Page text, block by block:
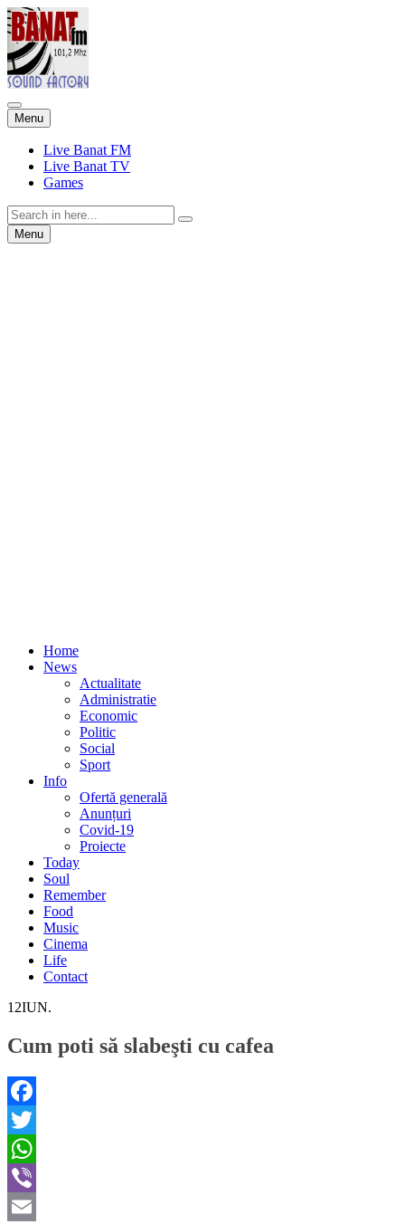
Menu Skip
to
content
Live Banat FM
Live Banat TV
Games
Search
for:Menu Skip
to
Home
News
Actualitate
Administratie
Economic
Politic
Social
Sport
Info
Ofertă generală
Anunțuri
Covid-19
Proiecte
Today
Soul
Remember
Food
Music
Cinema
Life
Contact
12IUN.
Cum poti să slabeşti cu cafea
Facebook
Twitter
WhatsApp
Viber